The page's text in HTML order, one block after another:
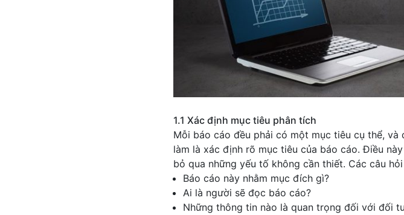
1.1 Xác định mục tiêu phân tích
Mỗi báo cáo đều phải có một mục tiêu cụ thể,
làm là xác định rõ mục tiêu của báo cáo. Điều
bỏ qua những yếu tố không cần thiết. Các câu
Báo cáo này nhằm mục đích gì?
Ai là người sẽ đọc báo cáo?
Những thông tin nào là quan trọng đối với đối